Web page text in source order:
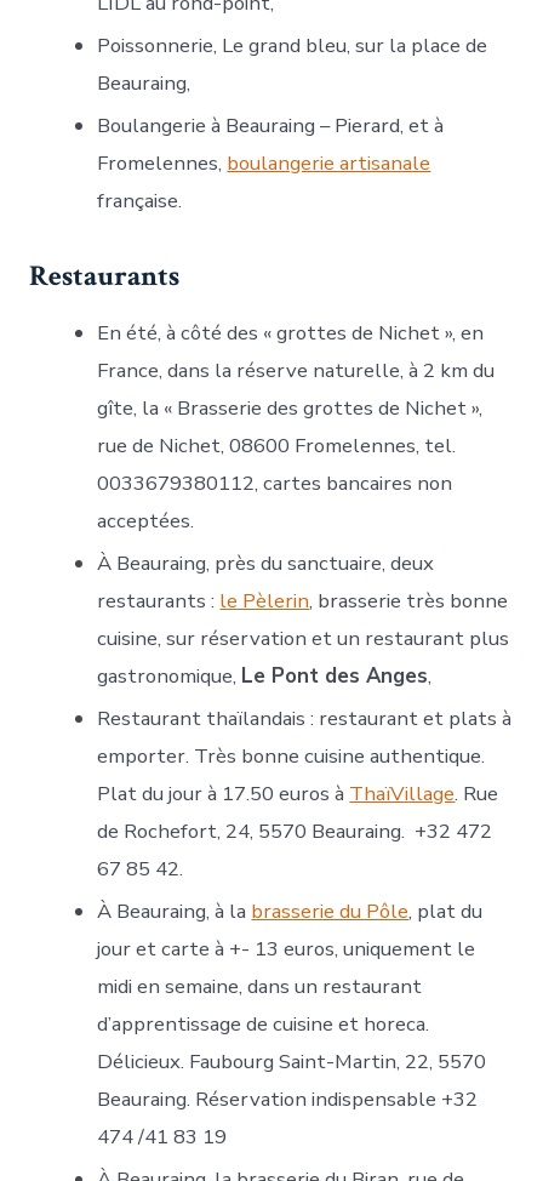
Poissonnerie, Le grand bleu, sur la place de
Beauraing,
Boulangerie à Beauraing – Pierard, et à
Fromelennes, boulangerie artisanale
française.
Restaurants
En été, à côté des « grottes de Nichet », en
France, dans la réserve naturelle, à 2 km du
gîte, la « Brasserie des grottes de Nichet »,
rue de Nichet, 08600 Fromelennes, tel.
0033679380112, cartes bancaires non
acceptées.
À Beauraing, près du sanctuaire, deux
restaurants : le Pèlerin, brasserie très bonne
cuisine, sur réservation et un restaurant plus
gastronomique, Le Pont des Anges,
Restaurant thaïlandais : restaurant et plats à
emporter. Très bonne cuisine authentique.
Plat du jour à 17.50 euros à ThaïVillage. Rue
de Rochefort, 24, 5570 Beauraing. +32 472
67 85 42.
À Beauraing, à la brasserie du Pôle, plat du
jour et carte à +- 13 euros, uniquement le
midi en semaine, dans un restaurant
d’apprentissage de cuisine et horeca.
Délicieux. Faubourg Saint-Martin, 22, 5570
Beauraing. Réservation indispensable +32
474 /41 83 19